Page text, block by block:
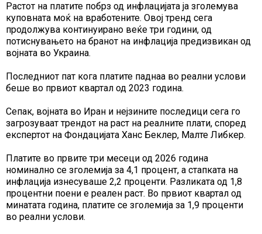
Растот на платите побрз од инфлацијата ја зголемува
куповната моќ на вработените. Овој тренд сега
продолжува континуирано веќе три години, од
потиснувањето на бранот на инфлација предизвикан од
војната во Украина.
Последниот пат кога платите паднаа во реални услови
беше во првиот квартал од 2023 година.
Сепак, војната во Иран и нејзините последици сега го
загрозуваат трендот на раст на реалните плати, според
експертот на Фондацијата Ханс Беклер, Малте Либкер.
Платите во првите три месеци од 2026 година
номинално се зголемија за 4,1 процент, а стапката на
инфлација изнесуваше 2,2 проценти. Разликата од 1,8
процентни поени е реален раст. Во првиот квартал од
минатата година, платите се зголемија за 1,9 проценти
во реални услови.